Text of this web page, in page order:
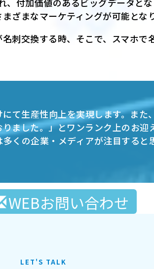
ざまなマーケティングが可能とな
刺交換する時、そこで、スマホ
て生産性向上を実現します。ま
ました。」とワンランク上のお迎
くの企業・メディアが注目する
WEBお問い合わせ
LET'S TALK